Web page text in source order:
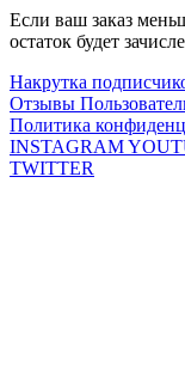
Если ваш заказ
остаток будет
Накрутка
Отзывы
Политика
INSTAGRAM
TWITTER